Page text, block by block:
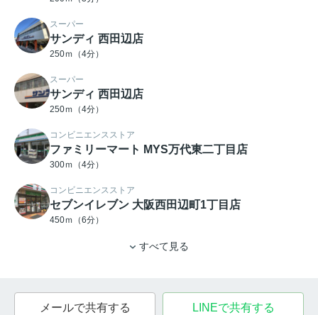
スーパー
サンディ 西田辺店
250ｍ（4分）
スーパー
サンディ 西田辺店
250ｍ（4分）
コンビニエンスストア
ファミリーマート MYS万代東二丁目店
300ｍ（4分）
コンビニエンスストア
セブンイレブン 大阪西田辺町1丁目店
450ｍ（6分）
すべて見る
メールで共有する LINEで共有する